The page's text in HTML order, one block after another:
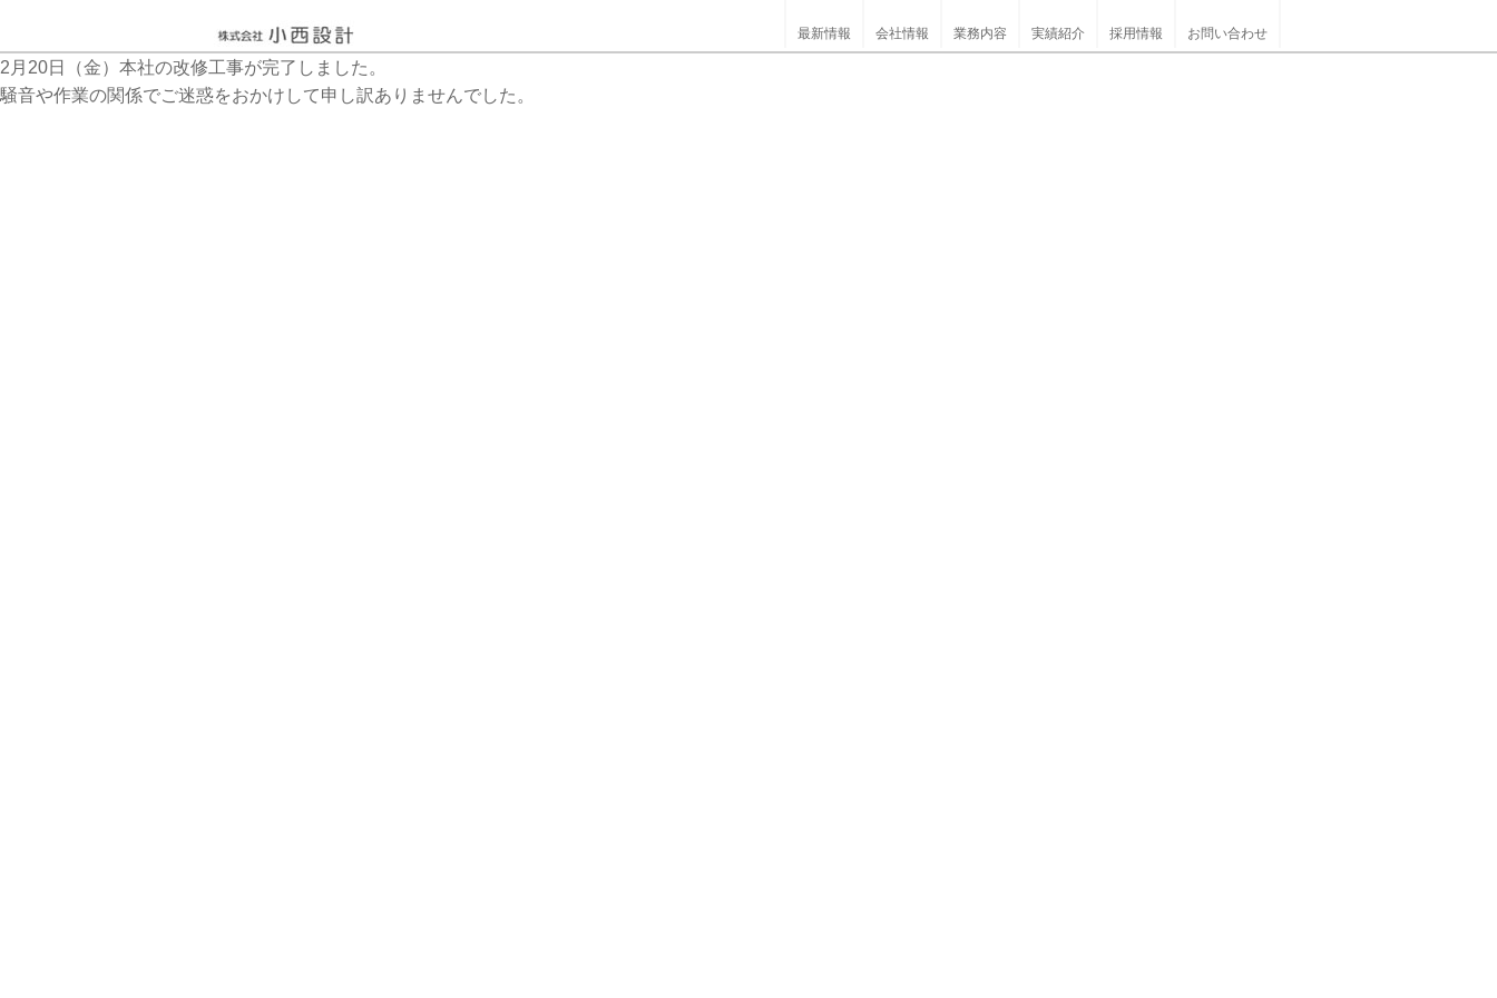
最新情報 会社情報 業務内容 実績紹介 採用情報 お問い合わせ
2月20日（金）本社の改修工事が完了しました。
騒音や作業の関係でご迷惑をおかけして申し訳ありませんでした。